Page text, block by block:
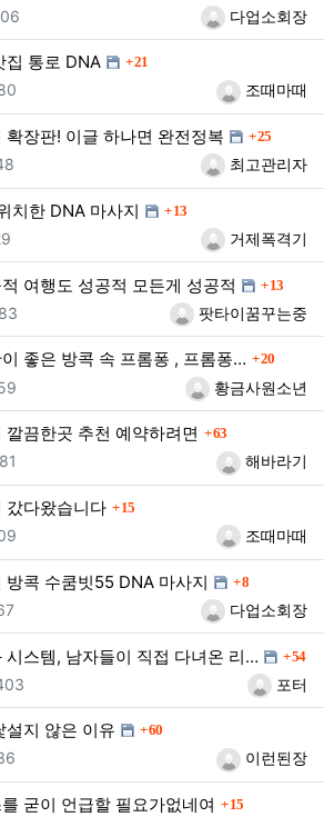
등록자다업소회장
집 통로 DNA 댓글
21
등록자조때마때
장판! 이글 하나면 완전정복 댓글
25
등록자최고관리자
치한 DNA 마사지 댓글
13
등록자거제폭격기
여행도 성공적 모든게 성공적 댓글
13
등록자팟타이꿈꾸는중
좋은 방콕 속 프롬퐁 , 프롬퐁… 댓글
20
등록자황금사원소년
끔한곳 추천 예약하려면 댓글
63
등록자해바라기
갔다왔습니다 댓글
15
등록자조때마때
콕 수쿰빗55 DNA 마사지 댓글
8
등록자다업소회장
시스템, 남자들이 직접 다녀온 리… 댓글
54
등록자포터
설지 않은 이유 댓글
60
등록자이런된장
굳이 언급할 필요가없네여 댓글
15